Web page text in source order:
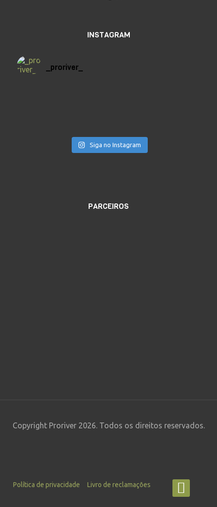
INSTAGRAM
_proriver_
Siga no Instagram
PARCEIROS
Copyright Proriver 2026. Todos os direitos reservados.
Política de privacidade Livro de reclamações